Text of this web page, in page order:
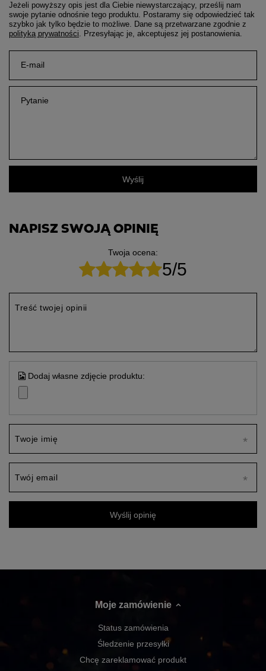
Jeżeli powyższy opis jest dla Ciebie niewystarczający, prześlij nam
swoje pytanie odnośnie tego produktu. Postaramy się odpowiedzieć tak
szybko jak tylko będzie to możliwe. Dane są przetwarzane zgodnie z
polityką prywatności. Przesyłając je, akceptujesz jej postanowienia.
E-mail
Pytanie
Wyślij
NAPISZ SWOJĄ OPINIĘ
Twoja ocena:
5/5
Treść twojej opinii
Dodaj własne zdjęcie produktu:
Twoje imię
Twój email
Wyślij opinię
Moje zamówienie
Status zamówienia
Śledzenie przesyłki
Chcę zareklamować produkt